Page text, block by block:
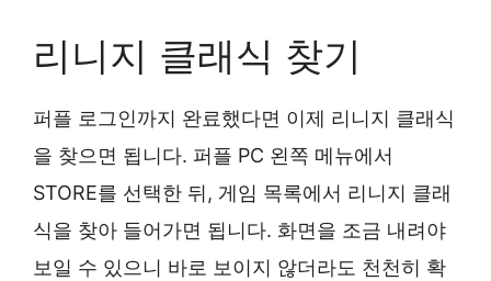
리니지 클래식 찾기
퍼플 로그인까지 완료했다면 이제 리니지 클래식
을 찾으면 됩니다. 퍼플 PC 왼쪽 메뉴에서
STORE를 선택한 뒤, 게임 목록에서 리니지 클래
식을 찾아 들어가면 됩니다. 화면을 조금 내려야
보일 수 있으니 바로 보이지 않더라도 천천히 확